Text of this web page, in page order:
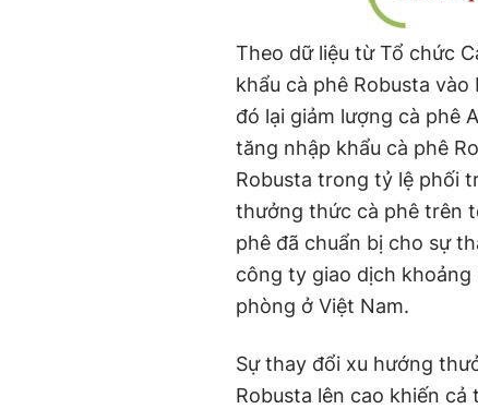
Theo dữ liệu từ Tổ chức
khẩu cà phê Robusta
đó lại giảm lượng cà phê
tăng nhập khẩu cà phê
Robusta trong tỷ lệ phối
thưởng thức cà phê trên
phê đã chuẩn bị cho sự
công ty giao dịch khoảng
phòng ở Việt Nam.
Sự thay đổi xu hướng
Robusta lên cao khiến